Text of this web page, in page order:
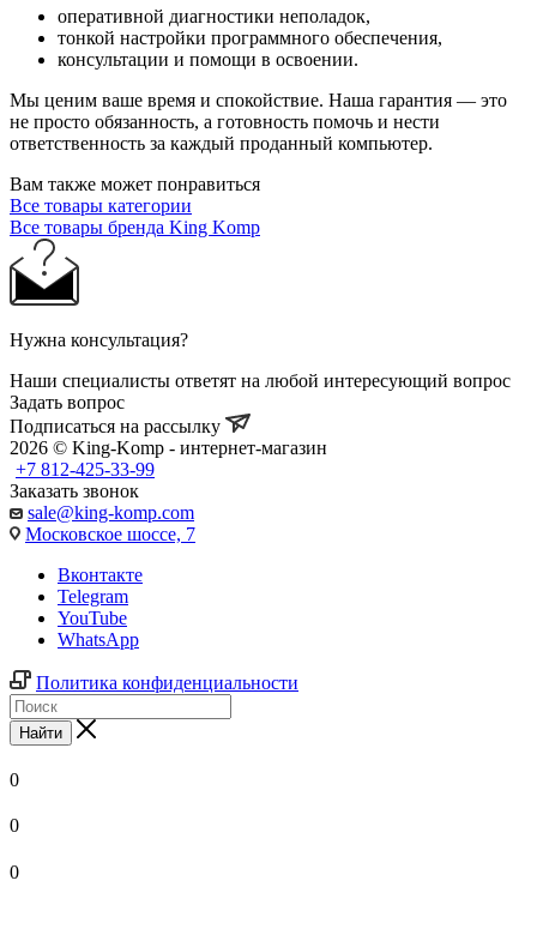
оперативной диагностики неполадок,
тонкой настройки программного обеспечения,
консультации и помощи в освоении.
Мы ценим ваше время и спокойствие. Наша гарантия — это
не просто обязанность, а готовность помочь и нести
ответственность за каждый проданный компьютер.
Вам также может понравиться
Все товары категории
Все товары бренда King Komp
Нужна консультация?
Наши специалисты ответят на любой интересующий вопрос
Задать вопрос
Подписаться на рассылку
2026 © King-Komp - интернет-магазин
+7 812-425-33-99
Заказать звонок
sale@king-komp.com
Московское шоссе, 7
Вконтакте
Telegram
YouTube
WhatsApp
Политика конфиденциальности
Найти
0
0
0